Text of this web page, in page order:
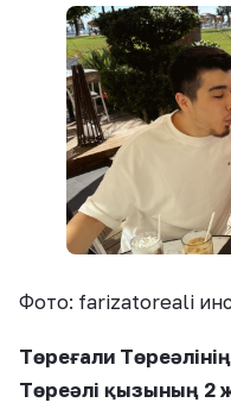
Фото: farizatoreali
Төреғали
Төреәлі қызының 2